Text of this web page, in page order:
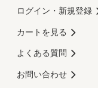
ログイン・新規登録
カートを見る
よくある質問
お問い合わせ